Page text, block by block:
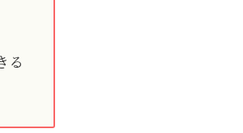
る